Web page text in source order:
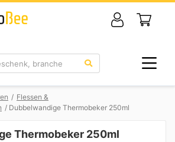
/ Flessen &
/ Dubbelwandige Thermobeker 250ml
Thermobeker 250ml